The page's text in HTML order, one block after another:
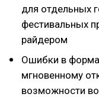
для отдельных
фестивальных
райдером
Ошибки в
мгновенному
возможности